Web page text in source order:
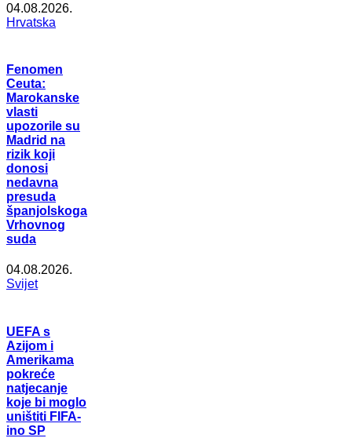
04.08.2026.
Hrvatska
Fenomen
Ceuta:
Marokanske
vlasti
upozorile su
Madrid na
rizik koji
donosi
nedavna
presuda
španjolskoga
Vrhovnog
suda
04.08.2026.
Svijet
UEFA s
Azijom i
Amerikama
pokreće
natjecanje
koje bi moglo
uništiti FIFA-
ino SP